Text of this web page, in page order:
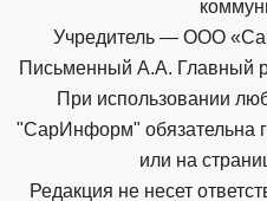
Учредитель — ООО
Письменный А.А. Главный
При использовании
"СарИнформ" обязательна
или на
Редакция не несет